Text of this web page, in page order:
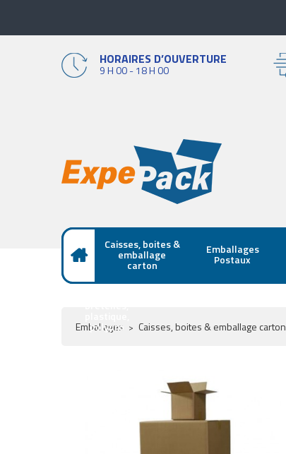
HORAIRES D’OUVERTURE
9 H 00 - 18 H 00
Caisses, boites &
emballage
carton
Emballages
Postaux
polypro
Emballages Caisses, boites & emballage carton